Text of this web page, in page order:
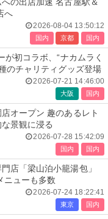
の出店加速 名古屋駅＆
へ
2026-08-04 13:50:12
国内 京都 国内
が初コラボ、“ナカムラく
のチャリティグッズ登場
2026-07-21 14:46:00
大阪 国内
オープン 趣のあるレト
景観に浸る
2026-07-28 15:42:09
国内 国内
店「梁山泊小籠湯包」
ニューも多数
2026-07-24 18:22:41
東京 国内